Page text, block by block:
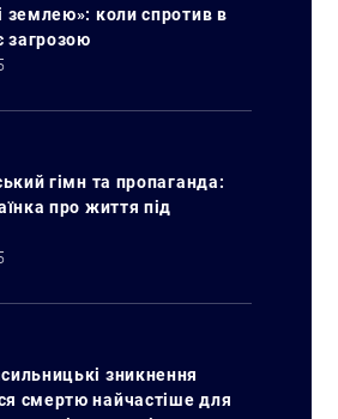
землею»: коли спротив в
загрозою
гімн та пропаганда:
про життя під
зникнення
смертю найчастіше для